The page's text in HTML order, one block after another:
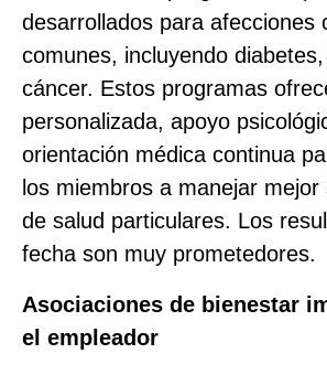
desarrollados para afecciones
comunes, incluyendo
cáncer. Estos programas
personalizada, apoyo
orientación médica continua
los miembros a manejar
de salud particulares. Los
fecha son muy prometedores.
Asociaciones de bienestar
el empleador